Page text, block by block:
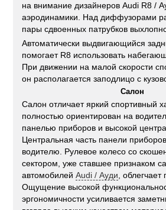
на внимание дизайнеров Audi R8 /
аэродинамики. Над диффузорами
пары сдвоенных патрубков
Автоматически выдвигающийся
помогает R8 использовать
При движении на малой скорости
он располагается заподлицо с
Салон
Салон отличает яркий спортивный
полностью ориентирован на
панелью приборов и высокой
Центральная часть панели
водителю. Рулевое колесо со
сектором, уже ставшее признаком
автомобилейAudi / Ауди, облегчает
Ощущение высокой
эргономичности усиливается